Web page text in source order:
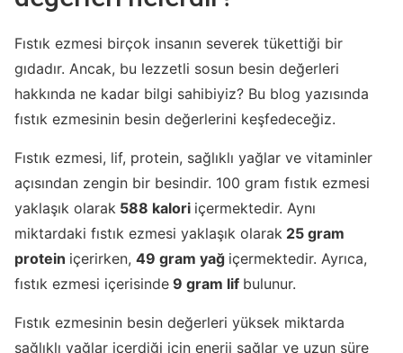
Fıstık ezmesi birçok insanın severek tükettiği bir
gıdadır. Ancak, bu lezzetli sosun besin değerleri
hakkında ne kadar bilgi sahibiyiz? Bu blog yazısında
fıstık ezmesinin besin değerlerini keşfedeceğiz.
Fıstık ezmesi, lif, protein, sağlıklı yağlar ve vitaminler
açısından zengin bir besindir. 100 gram fıstık ezmesi
yaklaşık olarak 588 kalori içermektedir. Aynı
miktardaki fıstık ezmesi yaklaşık olarak 25 gram
protein içerirken, 49 gram yağ içermektedir. Ayrıca,
fıstık ezmesi içerisinde 9 gram lif bulunur.
Fıstık ezmesinin besin değerleri yüksek miktarda
sağlıklı yağlar içerdiği için enerji sağlar ve uzun süre